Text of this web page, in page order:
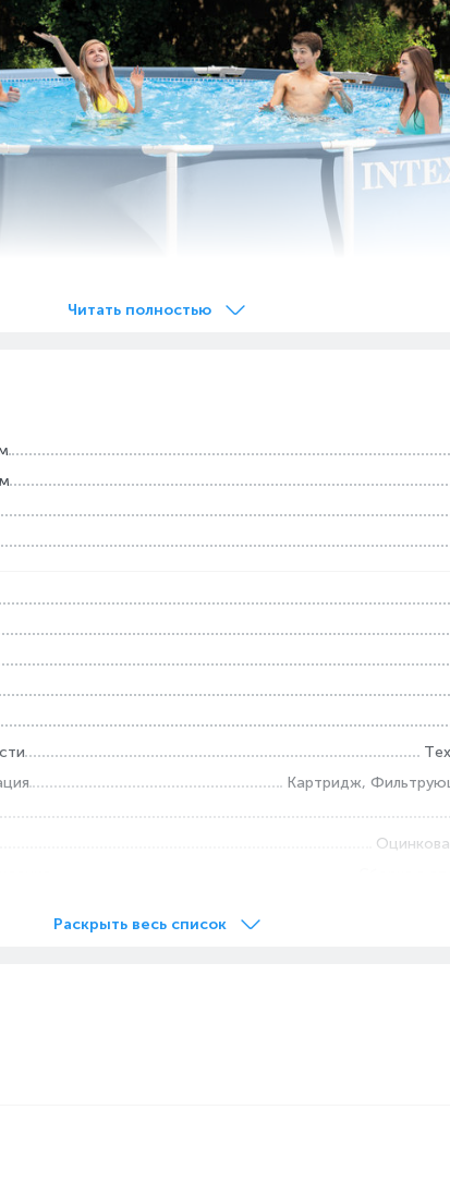
свежести и прохлады в знойный летний
конструкции максимальную устойчивость. Prism
запатентованной технологии SUPER-TOUGH.
Читать полностью
Картридж,
Раскрыть весь список